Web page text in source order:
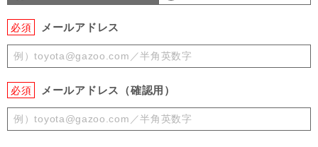
必須 メールアドレス
必須 メールアドレス（確認用）